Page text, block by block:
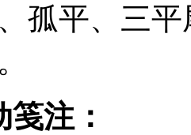
孤平、三
注：